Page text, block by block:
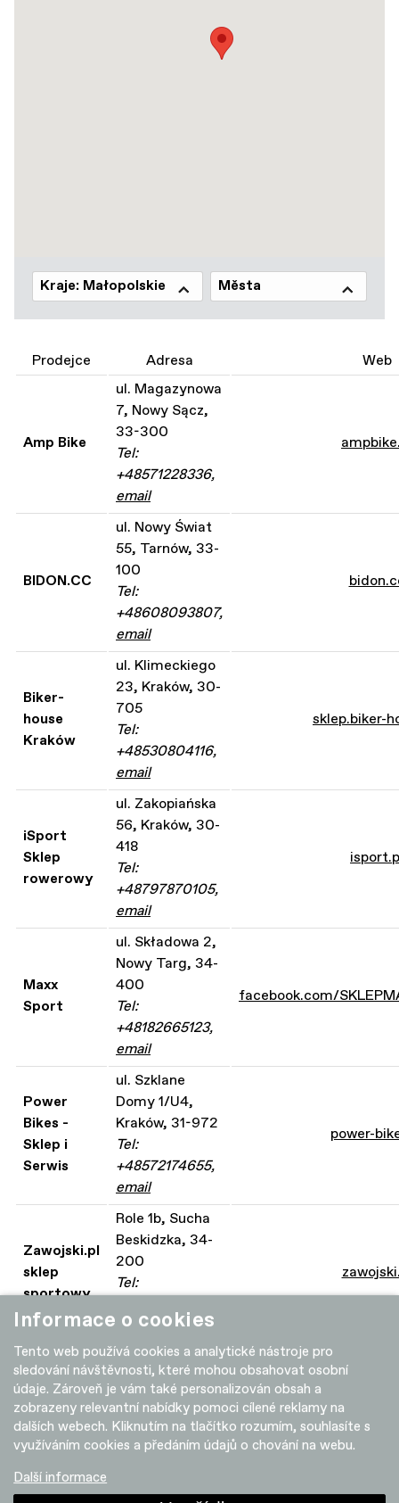
Kraje: Małopolskie Města
Prodejce Adresa Web
Amp Bike
ul. Magazynowa
7, Nowy Sącz,
33-300
Tel:
+48571228336,
email
BIDON.CC
ul. Nowy Świat
55, Tarnów, 33-
100
Tel:
+48608093807,
email
Biker-
house
Kraków
ul. Klimeckiego
23, Kraków, 30-
705
Tel:
+48530804116,
email
sklep.biker-
iSport
Sklep
rowerowy
ul. Zakopiańska
56, Kraków, 30-
418
Tel:
+48797870105,
email
Maxx
Sport
ul. Składowa 2,
Nowy Targ, 34-
400
Tel:
+48182665123,
email
facebook.com/
Power
Bikes -
Sklep i
Serwis
ul. Szklane
Domy 1/U4,
Kraków, 31-972
Tel:
+48572174655,
email
power-
Zawojski.pl
sklep
sportowy
Role 1b, Sucha
Beskidzka, 34-
200
Tel:
email
Informace o cookies
Tento web používá cookies a analytické nástroje pro
sledování návštěvnosti, které mohou obsahovat osobní
údaje. Zároveň je vám také personalizován obsah a
zobrazeny relevantní nabídky pomoci cílené reklamy na
dalších webech. Kliknutím na tlačítko rozumím, souhlasíte s
využíváním cookies a předáním údajů o chování na webu.
Další informace